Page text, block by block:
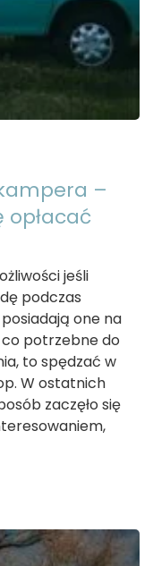
–
opłacać
jeśli
podczas
one na
potrzebne do
to spędzać w
W ostatnich
zaczęło się